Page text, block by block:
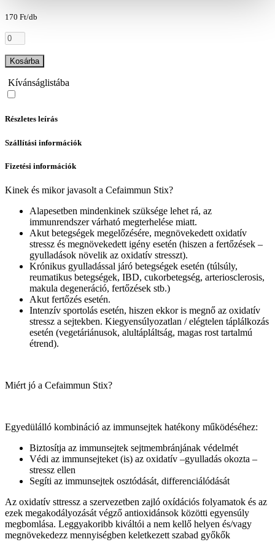
170 Ft/db
Kosárba
Kívánságlistába
Részletes leírás
Szállítási információk
Fizetési információk
Kinek és mikor javasolt a Cefaimmun Stix?
Alapesetben mindenkinek szüksége lehet rá, az
immunrendszer várható megterhelése miatt.
Akut betegségek megelőzésére, megnövekedett oxidatív
stressz és megnövekedett igény esetén (hiszen a fertőzések –
gyulladások növelik az oxidatív stresszt).
Krónikus gyulladással járó betegségek esetén (túlsúly,
reumatikus betegségek, IBD, cukorbetegség, arteriosclerosis,
makula degeneráció, fertőzések stb.)
Akut fertőzés esetén.
Intenzív sportolás esetén, hiszen ekkor is megnő az oxidatív
stressz a sejtekben. Kiegyensúlyozatlan / elégtelen táplálkozás
esetén (vegetáriánusok, alultápláltság, magas rost tartalmú
étrend).
Miért jó a Cefaimmun Stix?
Egyedülálló kombináció az immunsejtek hatékony működéséhez:
Biztosítja az immunsejtek sejtmembránjának védelmét
Védi az immunsejteket (is) az oxidatív –gyulladás okozta –
stressz ellen
Segíti az immunsejtek osztódását, differenciálódását
Az oxidatív sttressz a szervezetben zajló oxídációs folyamatok és az
ezek megakodályozását végző antioxidánsok közötti egyensúly
megbomlása. Leggyakoribb kiváltói a nem kellő helyen és/vagy
megnövekedezz mennyiségben keletkezett szabad győkők